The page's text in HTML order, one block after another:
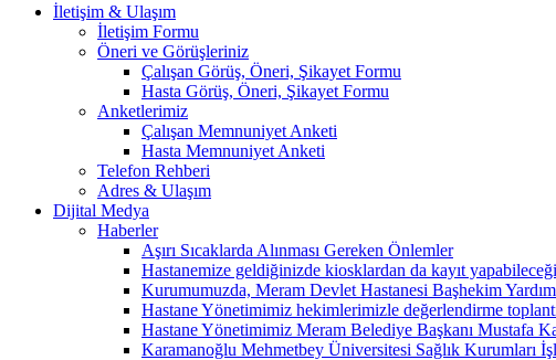
İletişim & Ulaşım
İletişim Formu
Öneri ve Görüşleriniz
Çalışan Görüş, Öneri, Şikayet Formu
Hasta Görüş, Öneri, Şikayet Formu
Anketlerimiz
Çalışan Memnuniyet Anketi
Hasta Memnuniyet Anketi
Telefon Rehberi
Adres & Ulaşım
Dijital Medya
Haberler
Aşırı Sıcaklarda Alınması Gereken Önlemler
Hastanemize geldiğinizde kiosklardan da kayıt
Kurumumuzda, Meram Devlet Hastanesi Başhekim
Hastane Yönetimimiz hekimlerimizle değerlendirme
Hastane Yönetimimiz Meram Belediye Başkanı Mustafa
Karamanoğlu Mehmetbey Üniversitesi Sağlık Kurumları